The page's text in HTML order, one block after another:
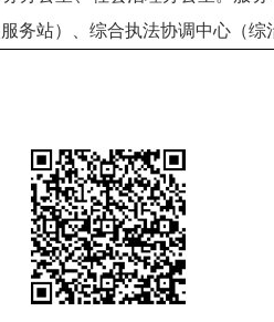
务站）、综合执法协调中心（综